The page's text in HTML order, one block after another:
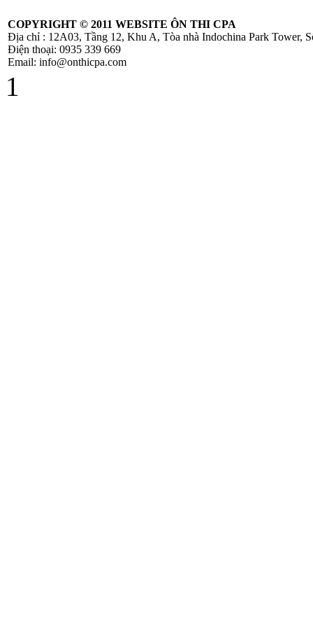
Công Văn
586/TCT-CS
COPYRIGHT © 2011 WEBSITE ÔN THI CPA
Địa chỉ : 12A03, Tầng 12, Khu A, Tòa nhà Indochina Park Tower,
Điện thoại: 0935 339 669
Email: info@onthicpa.com
1